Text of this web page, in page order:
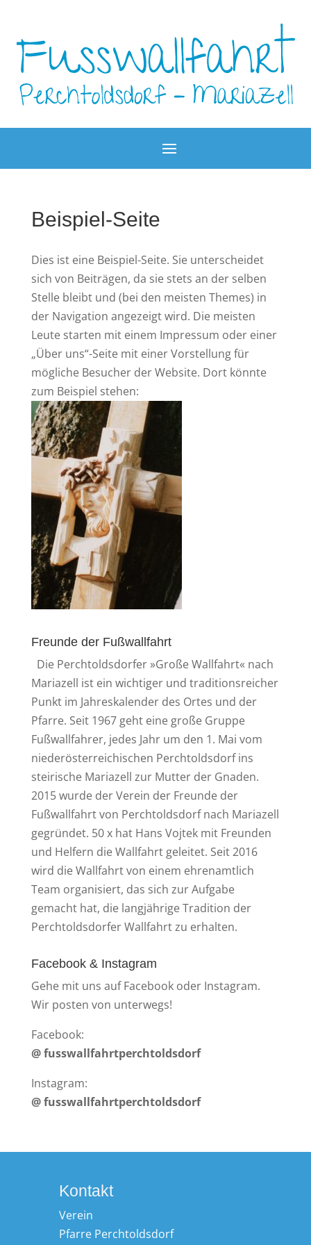
Beispiel-Seite
Dies ist eine Beispiel-Seite. Sie unterscheidet
sich von Beiträgen, da sie stets an der selben
Stelle bleibt und (bei den meisten Themes) in
der Navigation angezeigt wird. Die meisten
Leute starten mit einem Impressum oder einer
„Über uns“-Seite mit einer Vorstellung für
mögliche Besucher der Website. Dort könnte
zum Beispiel stehen:
Freunde der Fußwallfahrt
Die Perchtoldsdorfer »Große Wallfahrt« nach
Mariazell ist ein wichtiger und traditionsreicher
Punkt im Jahreskalender des Ortes und der
Pfarre. Seit 1967 geht eine große Gruppe
Fußwallfahrer, jedes Jahr um den 1. Mai vom
niederösterreichischen Perchtoldsdorf ins
steirische Mariazell zur Mutter der Gnaden.
2015 wurde der Verein der Freunde der
Fußwallfahrt von Perchtoldsdorf nach Mariazell
gegründet. 50 x hat Hans Vojtek mit Freunden
und Helfern die Wallfahrt geleitet. Seit 2016
wird die Wallfahrt von einem ehrenamtlich
Team organisiert, das sich zur Aufgabe
gemacht hat, die langjährige Tradition der
Perchtoldsdorfer Wallfahrt zu erhalten.
Facebook & Instagram
Gehe mit uns auf Facebook oder Instagram.
Wir posten von unterwegs!
Facebook:
@ fusswallfahrtperchtoldsdorf
Instagram:
@ fusswallfahrtperchtoldsdorf
Kontakt
Verein
Pfarre Perchtoldsdorf